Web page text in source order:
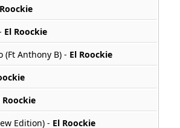
El Roockie
(Ft Anthony B) - El Roockie
Roockie
Edition) - El Roockie